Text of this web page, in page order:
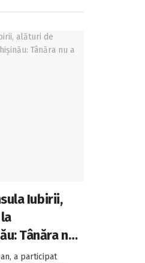
Iubirii,
Tânăra nu
a participat